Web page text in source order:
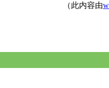
（此内容由